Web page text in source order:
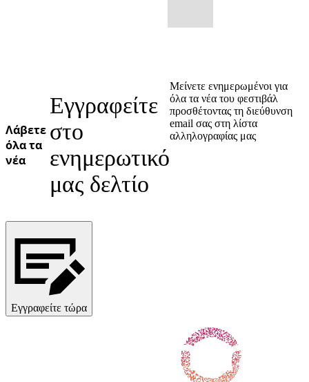
Λάβετε
όλα τα
νέα
Εγγραφείτε
στο
ενημερωτικό
μας δελτίο
Μείνετε ενημερωμένοι για
όλα τα νέα του φεστιβάλ
προσθέτοντας τη διεύθυνση
email σας στη λίστα
αλληλογραφίας μας
Εγγραφείτε τώρα